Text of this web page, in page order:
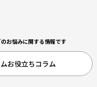
お悩みに関する情報です
お役立ちコラム